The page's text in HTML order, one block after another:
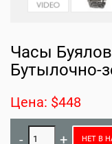
Часы
Бутылочно-
Цена: $448
НЕТ В